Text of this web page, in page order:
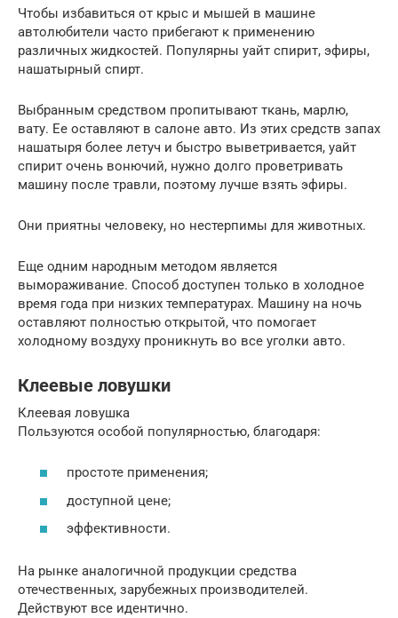
Чтобы избавиться от крыс и мышей в машине
автолюбители часто прибегают к применению
различных жидкостей. Популярны уайт спирит, эфиры,
нашатырный спирт.
Выбранным средством пропитывают ткань, марлю,
вату. Ее оставляют в салоне авто. Из этих средств запах
нашатыря более летуч и быстро выветривается, уайт
спирит очень вонючий, нужно долго проветривать
машину после травли, поэтому лучше взять эфиры.
Они приятны человеку, но нестерпимы для животных.
Еще одним народным методом является
вымораживание. Способ доступен только в холодное
время года при низких температурах. Машину на ночь
оставляют полностью открытой, что помогает
холодному воздуху проникнуть во все уголки авто.
Клеевые ловушки
Клеевая ловушка
Пользуются особой популярностью, благодаря:
простоте применения;
доступной цене;
эффективности.
На рынке аналогичной продукции средства
отечественных, зарубежных производителей.
Действуют все идентично.